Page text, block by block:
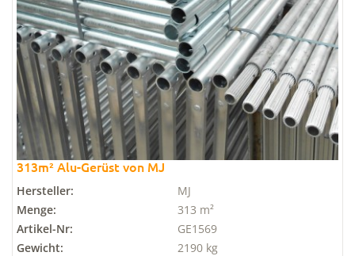
313m² Alu-Gerüst von MJ
Hersteller:
MJ
Menge:
313 m²
Artikel-Nr:
GE1569
Gewicht:
2190 kg